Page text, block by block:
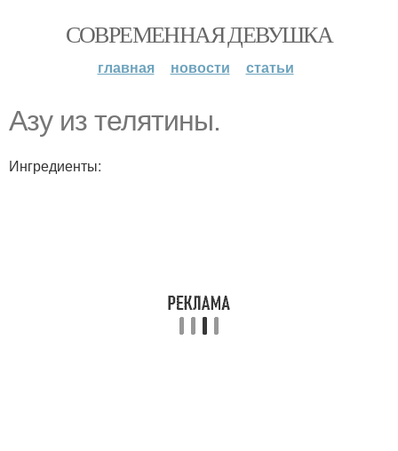
СОВРЕМЕННАЯ ДЕВУШКА
главная новости статьи
Азу из телятины.
Ингредиенты: